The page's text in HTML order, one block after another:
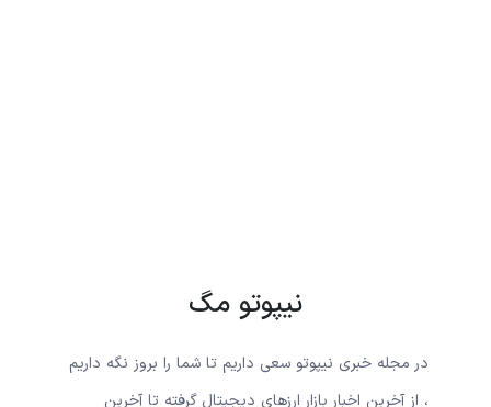
نیپوتو مگ
در مجله خبری نیپوتو سعی داریم تا شما را بروز نگه داریم
، از آخرین اخبار بازار ارزهای دیجیتال گرفته تا آخرین